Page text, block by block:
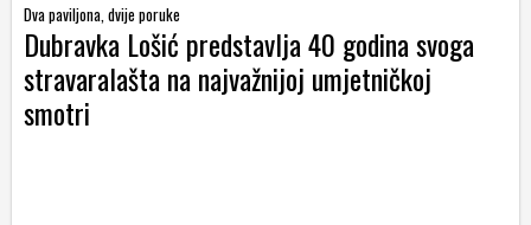
Dva paviljona, dvije poruke
Dubravka Lošić predstavlja 40 godina svoga
stravaralašta na najvažnijoj umjetničkoj
smotri